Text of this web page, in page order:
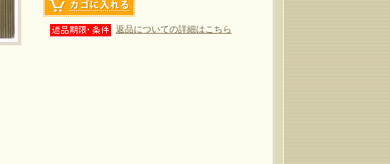
返品についての詳細はこちら